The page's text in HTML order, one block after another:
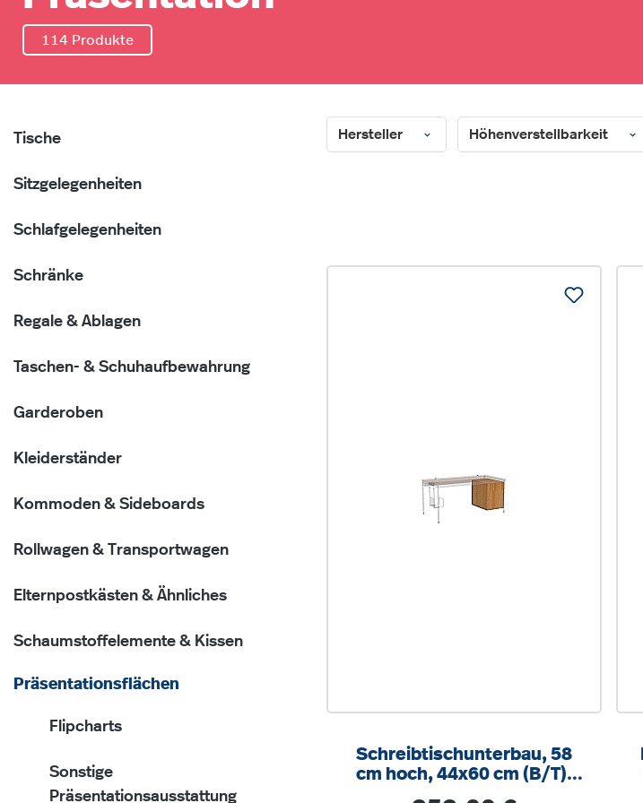
114 Produkte
Tische
Sitzgelegenheiten
Schlafgelegenheiten
Schränke
Regale & Ablagen
Taschen- & Schuhaufbewahrung
Garderoben
Kleiderständer
Kommoden & Sideboards
Rollwagen & Transportwagen
Elternpostkästen & Ähnliches
Schaumstoffelemente & Kissen
Präsentationsflächen
Flipcharts
Sonstige
Präsentationsausstattung
Hersteller Höhenverstellbarkeit
Schreibtischunterbau, 58
cm hoch, 44x60 cm (B/T),